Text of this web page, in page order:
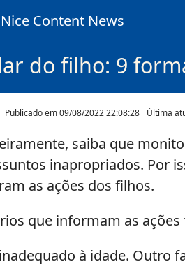
Nice Content News
do filho: 9
Publicado em09/08/2022 22:08:28 Última
saiba que
inapropriados. Por
as ações dos filhos.
que informam as ações
à idade. Outro